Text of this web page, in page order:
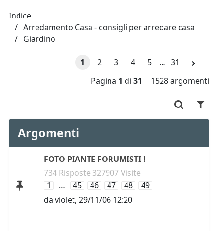
Indice
Arredamento Casa - consigli per arredare casa
Giardino
1 2 3 4 5 … 31
Pagina 1 di 31 1528 argomenti
Argomenti
FOTO PIANTE FORUMISTI !
734 Risposte 327907 Visite
1
… 45 46 47 48
49
da violet, 29/11/06 12:20